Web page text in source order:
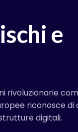
e
rivoluzionarie
riconosce di
digitali.